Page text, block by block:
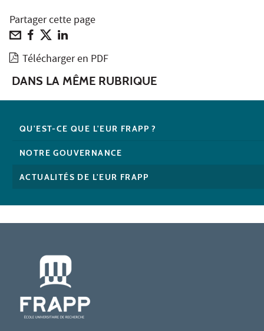
Partager cette page
Télécharger en PDF
DANS LA MÊME RUBRIQUE
QU'EST-CE QUE L'EUR FRAPP ?
NOTRE GOUVERNANCE
ACTUALITÉS DE L'EUR FRAPP